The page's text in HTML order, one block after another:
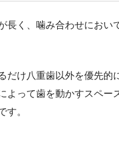
長く、噛み合わせにおい
だけ八重歯以外を優先的
よって歯を動かすスペー
す。